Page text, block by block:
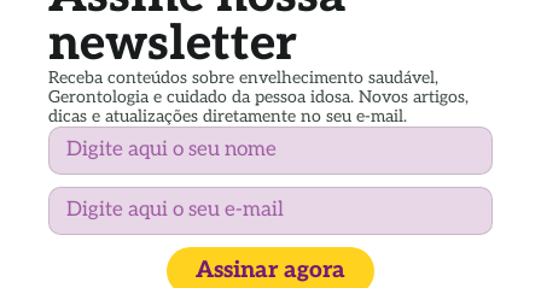
newsletter
Receba conteúdos sobre envelhecimento saudável,
Gerontologia e cuidado da pessoa idosa. Novos artigos,
dicas e atualizações diretamente no seu e-mail.
Assinar agora